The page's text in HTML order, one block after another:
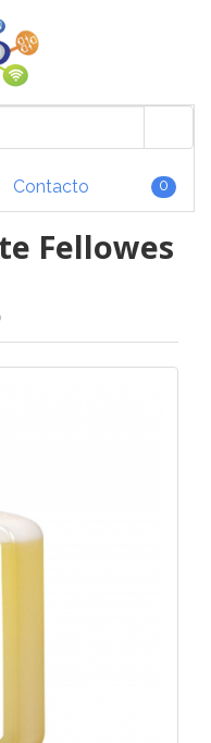
Contacto 0
Fellowes